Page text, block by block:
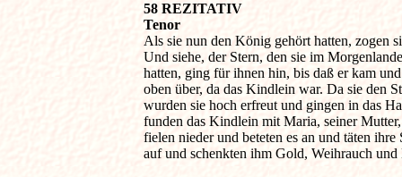
58 REZITATIV
Tenor
Als sie nun den König gehört hatten, zogen
Und siehe, der Stern, den sie im
hatten, ging für ihnen hin, bis daß er kam
oben über, da das Kindlein war. Da sie den
wurden sie hoch erfreut und gingen in das
funden das Kindlein mit Maria, seiner
fielen nieder und beteten es an und täten ihre
auf und schenkten ihm Gold, Weihrauch